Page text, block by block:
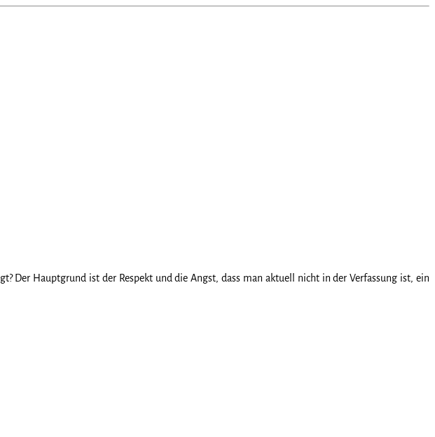
Der Hauptgrund ist der Respekt und die Angst, dass man aktuell nicht in der Verfassung ist, ein